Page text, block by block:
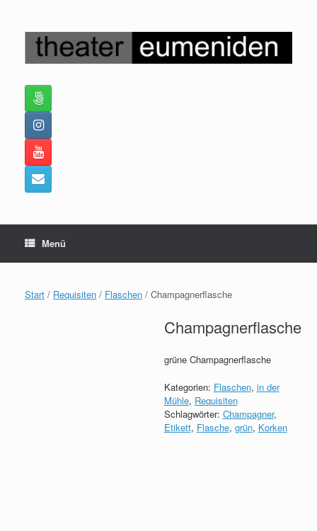
springen
Menü
Start / Requisiten / Flaschen / Champagnerflasche
Champagnerflasche
grüne Champagnerflasche
Kategorien: Flaschen, in der
Mühle, Requisiten
Schlagwörter: Champagner,
Etikett, Flasche, grün, Korken